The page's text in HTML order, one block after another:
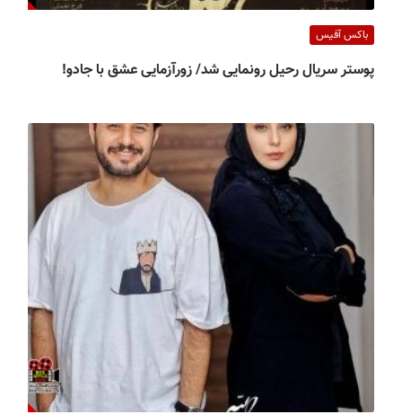
باکس آفیس
پوستر سریال رحیل رونمایی شد/ زورآزمایی عشق با جادو!